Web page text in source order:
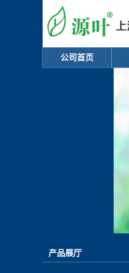
公司首页
产品展厅